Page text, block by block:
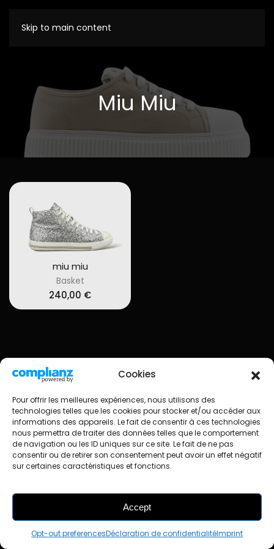
Cookies
Pour offrir les meilleures expériences, nous utilisons des
technologies telles que les cookies pour stocker et/ou accéder aux
informations des appareils. Le fait de consentir à ces technologies
nous permettra de traiter des données telles que le comportement
de navigation ou les ID uniques sur ce site. Le fait de ne pas
consentir ou de retirer son consentement peut avoir un effet négatif
sur certaines caractéristiques et fonctions.
Accept
Opt-out preferencesDéclaration de confidentialitéImprint
Skip to main content
Miu Miu
miu miu
Basket
240,00 €
Confidentiality & Privacy
Realization: MidiConcept
Webdesign : Lily Blue